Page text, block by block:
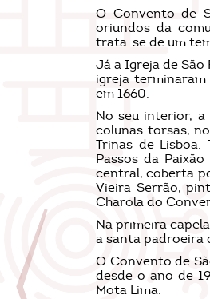
O Convento de
oriundos da
trata-se de um
Já a Igreja de
igreja
em 1660.
No seu interior,
colunas torsas,
Trinas de
Passos da
central, coberta
Vieira Serrão,
Charola do
Na primeira
a santa padroeira
O Convento de
desde o ano de
Mota Lima.